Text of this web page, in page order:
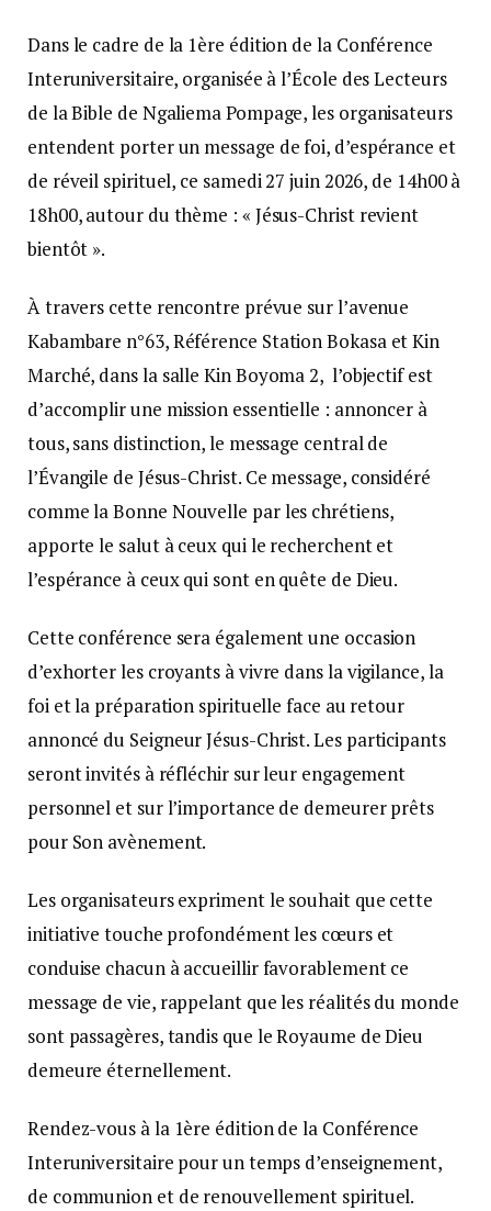
Dans le cadre de la 1ère édition de la Conférence
Interuniversitaire, organisée à l’École des Lecteurs
de la Bible de Ngaliema Pompage, les organisateurs
entendent porter un message de foi, d’espérance et
de réveil spirituel, ce samedi 27 juin 202­6, de 14h00 à
18h00, autour du thème : « Jésus-Christ revient
bientôt ».
À travers cette rencontre prévue sur l’avenue
Kabambare n°63, Référence Station Bokasa et Kin
Marché, dans la salle Kin Boyoma 2, l’objectif est
d’accomplir une mission essentielle : annoncer à
tous, sans distinction, le message central de
l’Évangile de Jésus-Christ. Ce message, considéré
comme la Bonne Nouvelle par les chrétiens,
apporte le salut à ceux qui le recherchent et
l’espérance à ceux qui sont en quête de Dieu.
Cette conférence sera également une occasion
d’exhorter les croyants à vivre dans la vigilance, la
foi et la préparation spirituelle face au retour
annoncé du Seigneur Jésus-Christ. Les participants
seront invités à réfléchir sur leur engagement
personnel et sur l’importance de demeurer prêts
pour Son avènement.
Les organisateurs expriment le souhait que cette
initiative touche profondément les cœurs et
conduise chacun à accueillir favorablement ce
message de vie, rappelant que les réalités du monde
sont passagères, tandis que le Royaume de Dieu
demeure éternellement.
Rendez-vous à la 1ère édition de la Conférence
Interuniversitaire pour un temps d’enseignement,
de communion et de renouvellement spirituel.